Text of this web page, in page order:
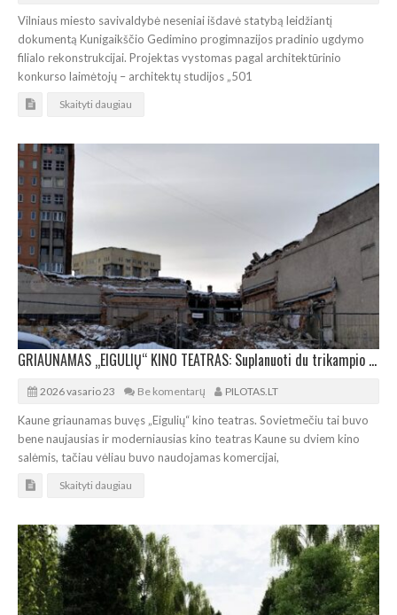
Vilniaus miesto savivaldybė neseniai išdavė statybą leidžiantį
dokumentą Kunigaikščio Gedimino progimnazijos pradinio ugdymo
filialo rekonstrukcijai. Projektas vystomas pagal architektūrinio
konkurso laimėtojų – architektų studijos „501
Skaityti daugiau
GRIAUNAMAS „EIGULIŲ“ KINO TEATRAS: Suplanuoti du trikampio plano daugiabučiai
2026 vasario 23 Be komentarų PILOTAS.LT
Kaune griaunamas buvęs „Eigulių“ kino teatras. Sovietmečiu tai buvo
bene naujausias ir moderniausias kino teatras Kaune su dviem kino
salėmis, tačiau vėliau buvo naudojamas komercijai,
Skaityti daugiau